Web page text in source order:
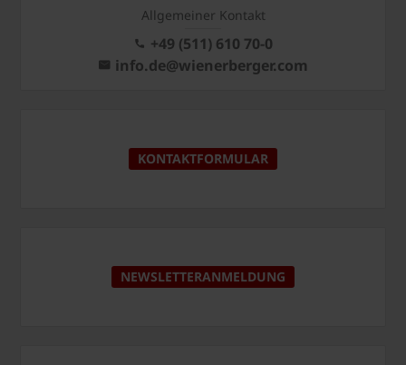
Allgemeiner Kontakt
+49 (511) 610 70-0
info.de@wienerberger.com
KONTAKTFORMULAR
NEWSLETTERANMELDUNG